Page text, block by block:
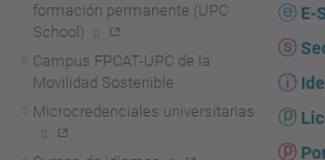
formación permanente (UPC
School)
Campus FPCAT-UPC de la
Movilidad Sostenible
Microcredenciales universitarias
E-